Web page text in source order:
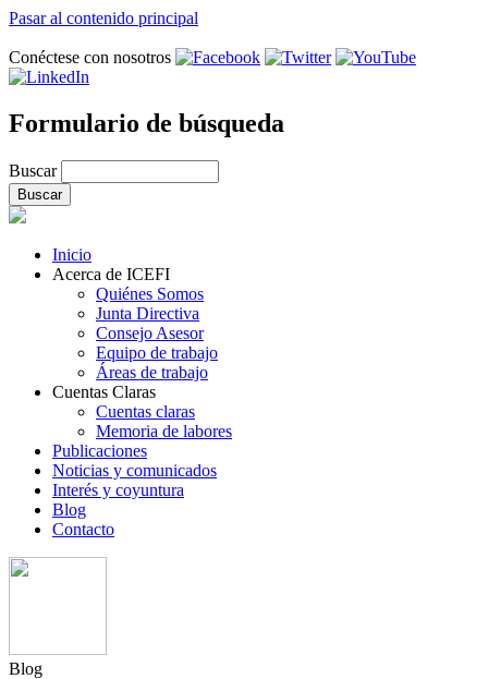
Pasar al contenido principal
Conéctese con nosotros
Formulario de búsqueda
Buscar
Inicio
Acerca de ICEFI
Quiénes Somos
Junta Directiva
Consejo Asesor
Equipo de trabajo
Áreas de trabajo
Cuentas Claras
Cuentas claras
Memoria de labores
Publicaciones
Noticias y comunicados
Interés y coyuntura
Blog
Contacto
Blog